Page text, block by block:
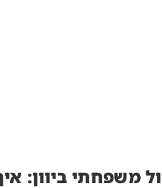
משפחתי ביוון: